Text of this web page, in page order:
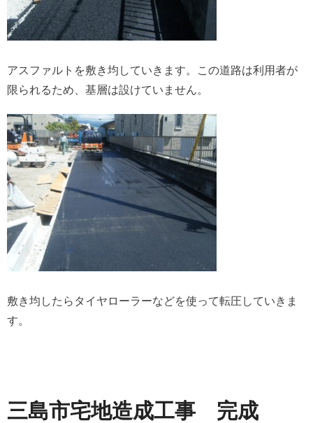
アスファルトを敷き均していきます。この道路は利用者が
限られるため、基層は設けていません。
敷き均したらタイヤローラーなどを使って転圧していきま
す。
三島市宅地造成工事 完成